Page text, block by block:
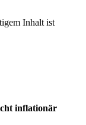
Inhalt ist
inflationär